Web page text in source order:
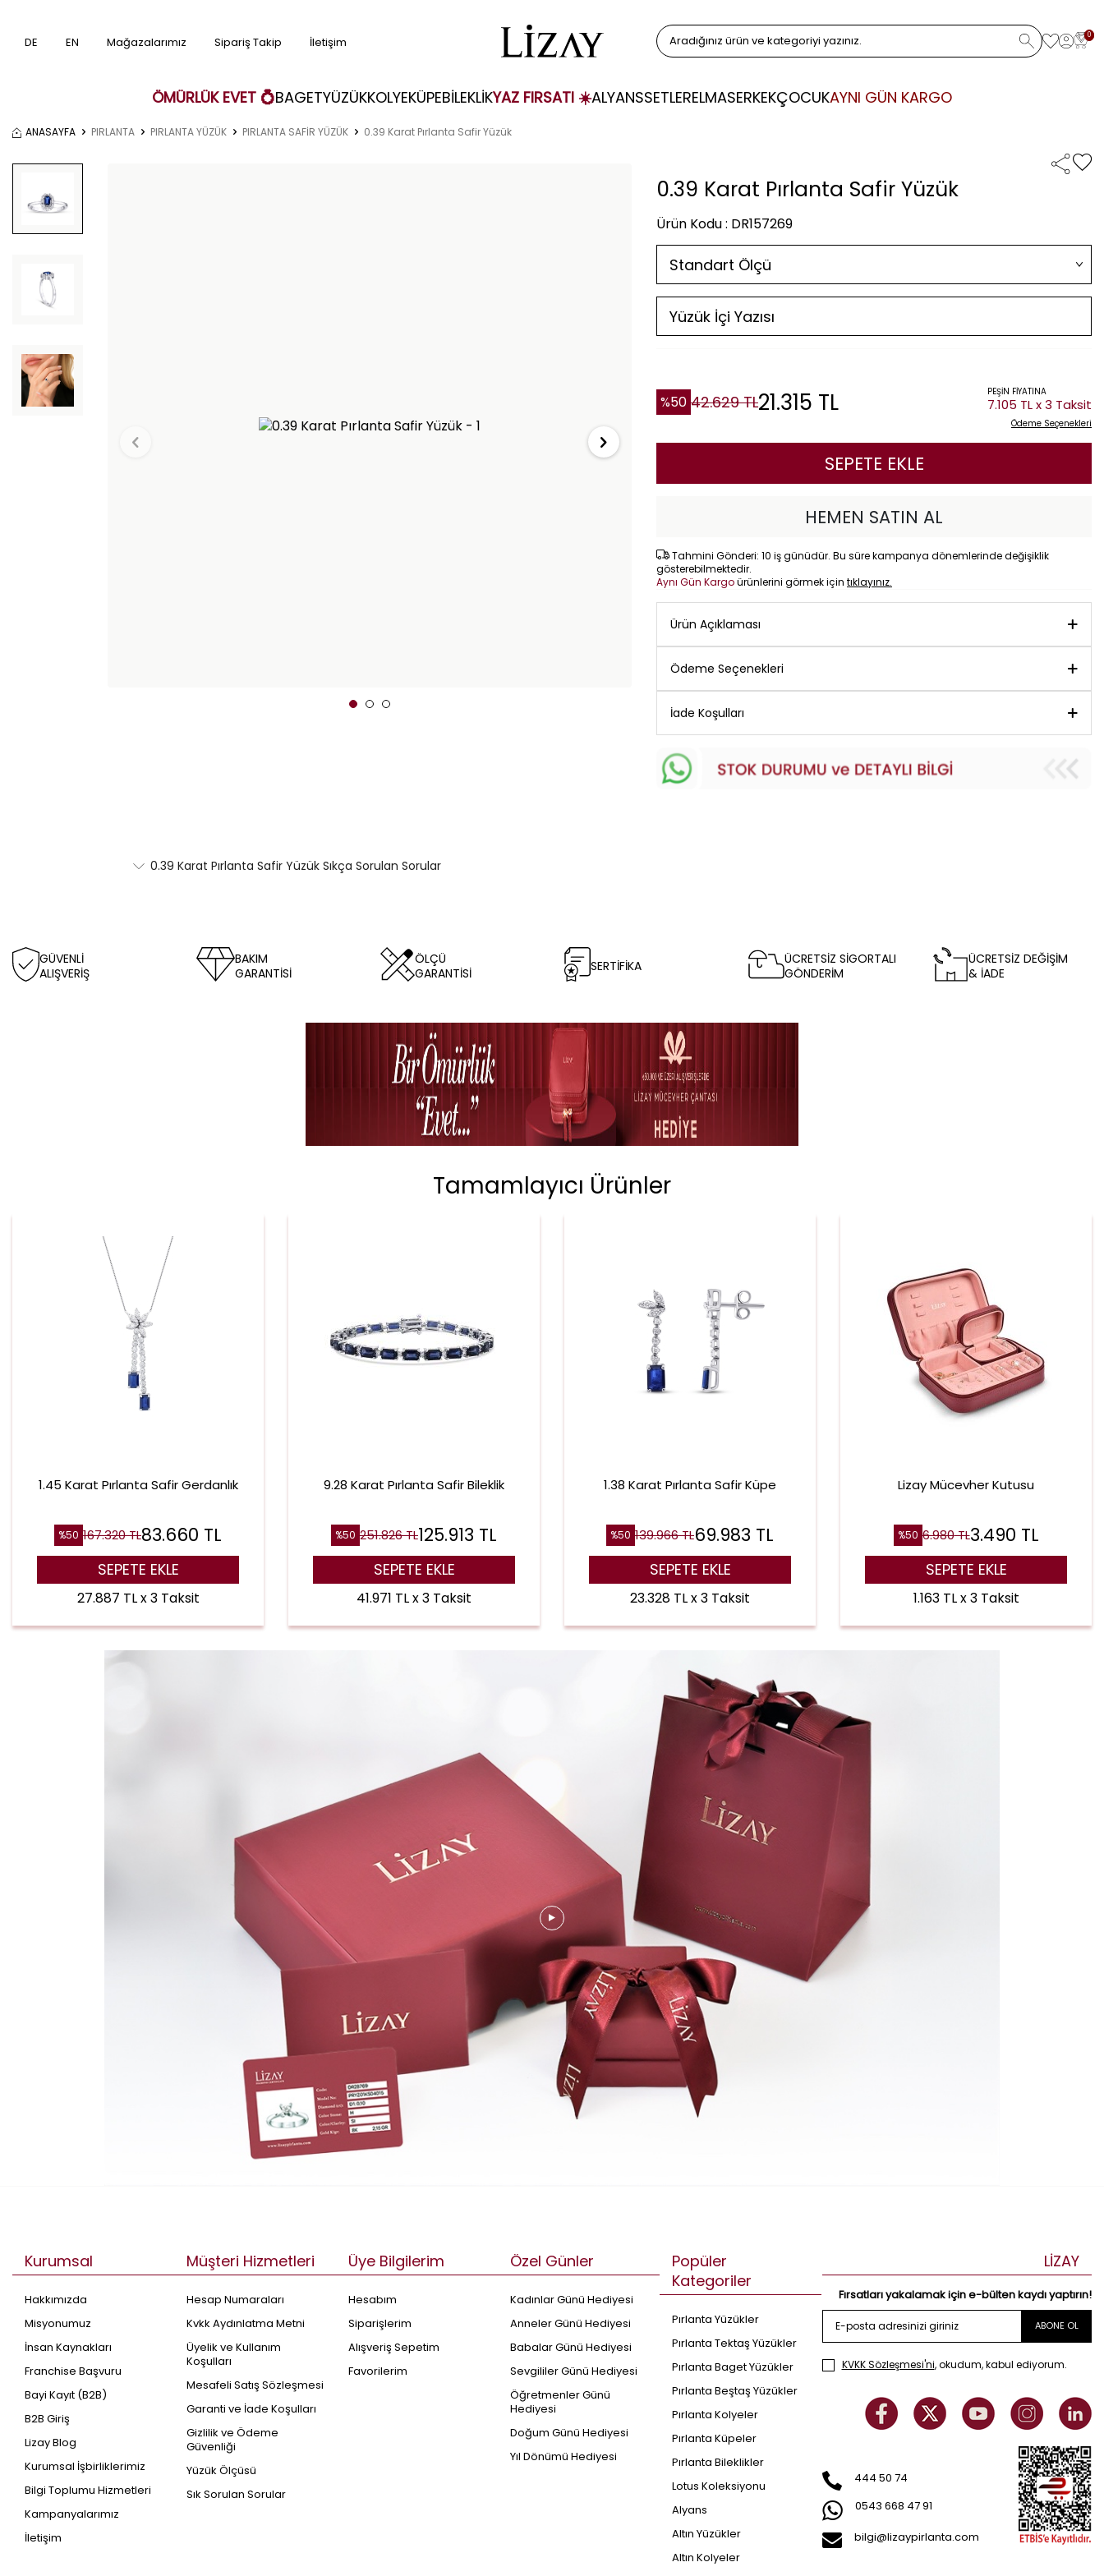
DE EN Mağazalarımız Sipariş Takip İletişim 0
ÖMÜRLÜK EVET 💍BAGETYÜZÜKKOLYEKÜPEBİLEKLİKYAZ FIRSATI ☀️ALYANSSETLERELMASERKEKÇOCUKAYNI GÜN KARGO
ANASAYFA PIRLANTA PIRLANTA YÜZÜK PIRLANTA SAFİR YÜZÜK 0.39 Karat Pırlanta Safir Yüzük
0.39 Karat Pırlanta Safir Yüzük
Ürün Kodu : DR157269
%50 42.629TL21.315 TL PEŞİN FİYATINA
7.105 TL x 3 Taksit
Ödeme Seçenekleri
SEPETE EKLE
HEMEN SATIN AL
Tahmini Gönderi: 10 iş günüdür. Bu süre kampanya dönemlerinde değişiklik
gösterebilmektedir.
Aynı Gün Kargoürünlerini görmek için tıklayınız.
Ürün Açıklaması
Ödeme Seçenekleri
İade Koşulları
0.39 Karat Pırlanta Safir Yüzük Sıkça Sorulan Sorular
GÜVENLİ
ALIŞVERİŞ
BAKIM
GARANTİSİ
ÖLÇÜ
GARANTİSİ
SERTİFİKA
ÜCRETSİZ SİGORTALI
GÖNDERİM
ÜCRETSİZ DEĞİŞİM
& İADE
Tamamlayıcı Ürünler
1.45 Karat Pırlanta Safir Gerdanlık
%50 167.320TL83.660 TL
SEPETE EKLE
27.887 TL x 3 Taksit
9.28 Karat Pırlanta Safir Bileklik
%50 251.826TL125.913 TL
SEPETE EKLE
41.971 TL x 3 Taksit
1.38 Karat Pırlanta Safir Küpe
%50 139.966TL69.983 TL
SEPETE EKLE
23.328 TL x 3 Taksit
Lizay Mücevher Kutusu
%50 6.980TL3.490 TL
SEPETE EKLE
1.163 TL x 3 Taksit
Kurumsal
Hakkımızda
Misyonumuz
İnsan Kaynakları
Franchise Başvuru
Bayi Kayıt (B2B)
B2B Giriş
Lizay Blog
Kurumsal İşbirliklerimiz
Bilgi Toplumu Hizmetleri
Kampanyalarımız
İletişim
Müşteri Hizmetleri
Hesap Numaraları
Kvkk Aydınlatma Metni
Üyelik ve Kullanım
Koşulları
Mesafeli Satış Sözleşmesi
Garanti ve İade Koşulları
Gizlilik ve Ödeme
Güvenliği
Yüzük Ölçüsü
Sık Sorulan Sorular
Üye Bilgilerim
Hesabım
Siparişlerim
Alışveriş Sepetim
Favorilerim
Özel Günler
Kadınlar Günü Hediyesi
Anneler Günü Hediyesi
Babalar Günü Hediyesi
Sevgililer Günü Hediyesi
Öğretmenler Günü
Hediyesi
Doğum Günü Hediyesi
Yıl Dönümü Hediyesi
Popüler
Kategoriler
Pırlanta Yüzükler
Pırlanta Tektaş Yüzükler
Pırlanta Baget Yüzükler
Pırlanta Beştaş Yüzükler
Pırlanta Kolyeler
Pırlanta Küpeler
Pırlanta Bileklikler
Lotus Koleksiyonu
Alyans
Altın Yüzükler
Altın Kolyeler
LİZAY
Fırsatları yakalamak için e-bülten kaydı yaptırın!
ABONE OL
KVKK Sözleşmesi'ni, okudum, kabul ediyorum.
444 50 74
0543 668 47 91
bilgi@lizaypirlanta.com